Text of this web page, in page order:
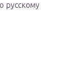
русскому